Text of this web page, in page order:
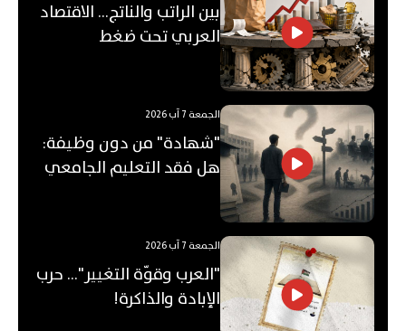
بين الراتب والناتج… الاقتصاد
العربي تحت ضغط
الجمعة 7 آب 2026
"شهادة" من دون وظيفة:
هل فقد التعليم الجامعي
الجمعة 7 آب 2026
"العرب وقوّة التغيير"... حرب
الإبادة والذاكرة!